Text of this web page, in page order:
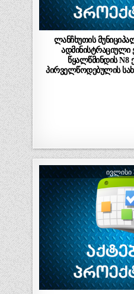
ლანჩხუთის
წყალწმინდის N8
პირველწოდებულის
ᲘᲕᲚᲘᲡᲘ